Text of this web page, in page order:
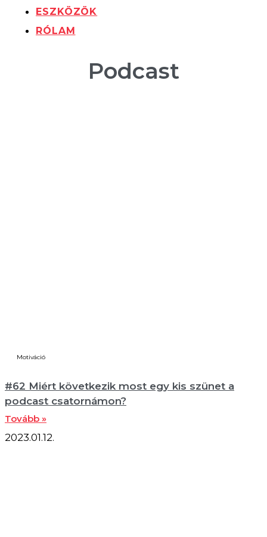
ESZKÖZÖK
RÓLAM
Podcast
Motiváció
#62 Miért következik most egy kis szünet a
podcast csatornámon?
Tovább »
2023.01.12.